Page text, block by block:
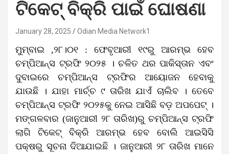
ଟିକେଟ୍ ବିକ୍ରି ପାଇଁ ଘୋଷଣା
January 28, 2025 Odian Media Network1
ମୁମ୍ବାଇ ,୨୮।୦୧ : ଫେବୃଆରୀ ୧୯ରୁ ଆରମ୍ଭ ହେବ
ଚମ୍ପିଆନ୍ସ ଟ୍ରଫି ୨୦୨୫ । ଚଳିତ ଥର ପାକିସ୍ତାନ ଏବଂ
ଦୁବାଇରେ ଚମ୍ପିଆନ୍ସ ଟ୍ରଫିର ଆୟୋଜନ ହେବାକୁ
ଯାଉଛି । ଯାହା ମାର୍ଚ୍ଚ ୯ ତାରିଖ ଯାଏଁ ଚାଲିବ । ତେବେ
ଚମ୍ପିଆନ୍ସ ଟ୍ରଫି ୨୦୨୫କୁ ନେଇ ଆସିଛି ବଡ଼ ଅପପେଟ୍‌ ।
ମଙ୍ଗଳବାର (ଜାନୁଆରୀ ୨୮ ତାରିଖ)ରୁ ଚମ୍ପିଆନ୍ସ ଟ୍ରଫି
ଲାଗି ଟିକେଟ୍‌ ବିକ୍ରି ଆରମ୍ଭ ହେବ ବୋଲି ଆଇସିସି
ପକ୍ଷରୁ ସୂଚନା ଦିଆଯାଇଛି । ଜାନୁଆରୀ ୨୮ ତାରିଖ ମାନେ